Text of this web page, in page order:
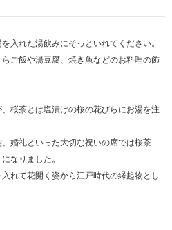
入れた湯飲みにそっといれてください。
ご飯や湯豆腐、焼き魚などのお料理の飾
桜茶とは塩漬けの桜の花びらにお湯を注
婚礼といった大切な祝いの席では桜茶
なりました。
れて花開く姿から江戸時代の縁起物とし